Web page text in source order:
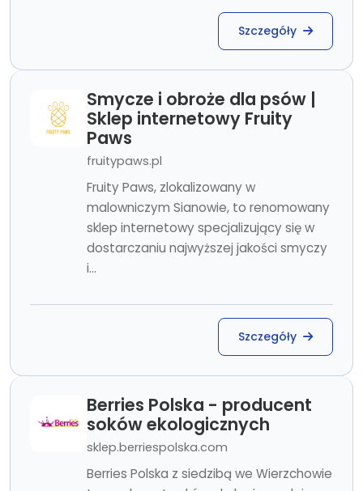
Szczegóły
Smycze i obroże dla psów |
Sklep internetowy Fruity
Paws
fruitypaws.pl
Fruity Paws, zlokalizowany w
malowniczym Sianowie, to renomowany
sklep internetowy specjalizujący się w
dostarczaniu najwyższej jakości smyczy
i...
Szczegóły
Berries Polska - producent
soków ekologicznych
sklep.berriespolska.com
Berries Polska z siedzibą we Wierzchowie